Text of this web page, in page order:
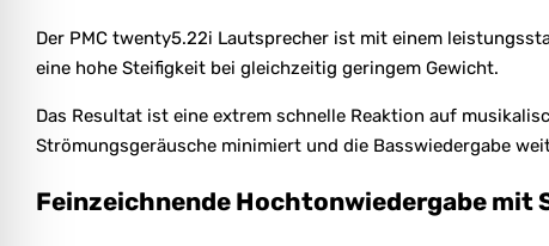
Der PMC twenty5.22i Lautsprecher ist mit einem
eine hohe Steifigkeit bei gleichzeitig geringem Gewicht.
Das Resultat ist eine extrem schnelle Reaktion auf
Strömungsgeräusche minimiert und die Basswiedergabe
Feinzeichnende Hochtonwiedergabe mit